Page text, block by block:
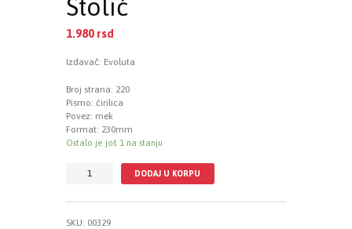
Stolić
1.980 rsd
Izdavač: Evoluta
Broj strana: 220
Pismo: ćirilica
Povez: mek
Format: 230mm
Ostalo je još 1 na stanju
Sestre
količina
DODAJ U KORPU
SKU: 00329